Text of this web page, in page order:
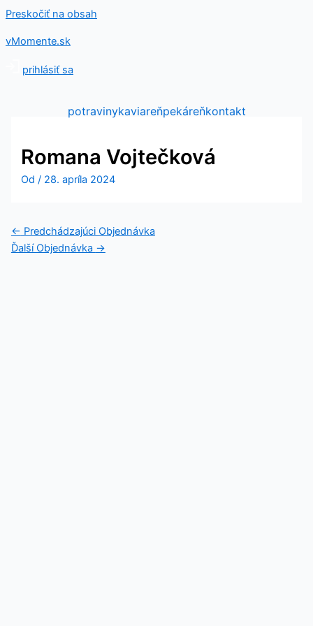
Preskočiť na obsah
vMomente.sk
prihlásiť sa
potravinykaviareňpekáreňkontakt
Romana Vojtečková
Od / 28. apríla 2024
← Predchádzajúci Objednávka
Ďalší Objednávka →